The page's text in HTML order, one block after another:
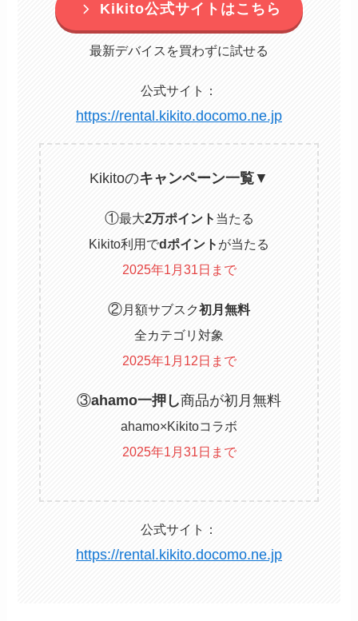
Kikito公式サイトはこちら
最新デバイスを買わずに試せる
公式サイト：
https://rental.kikito.docomo.ne.jp
Kikitoのキャンペーン一覧▼
①最大2万ポイント 当たる
Kikito利用でdポイント が当たる
2025年1月31日まで
②月額サブスク初月無料
全カテゴリ対象
2025年1月12日まで
③ahamo一押し商品が初月無料
ahamo×Kikitoコラボ
2025年1月31日まで
公式サイト：
https://rental.kikito.docomo.ne.jp